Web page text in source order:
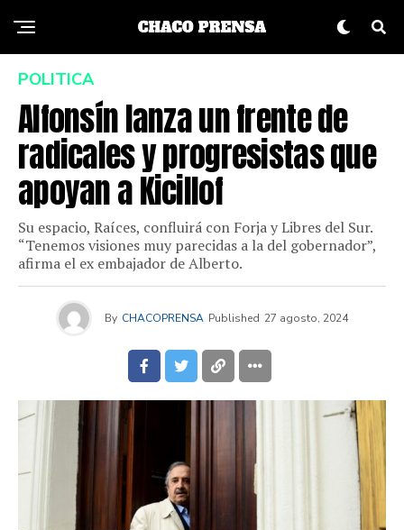
POLITICA
Alfonsín lanza un frente de
radicales y progresistas que
apoyan a Kicillof
Su espacio, Raíces, confluirá con Forja y Libres del Sur.
“Tenemos visiones muy parecidas a la del gobernador”,
afirma el ex embajador de Alberto.
By CHACOPRENSA Published 27 agosto, 2024